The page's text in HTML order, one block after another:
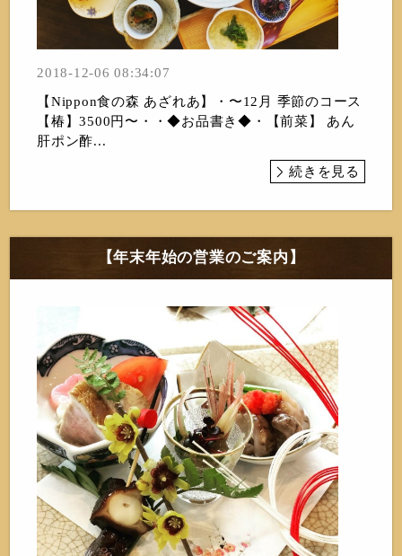
2018-12-06 08:34:07
【Nippon食の森 あざれあ】・〜12月 季節のコース
【椿】3500円〜・・◆お品書き◆・【前菜】 あん
肝ポン酢...
続きを見る
【年末年始の営業のご案内】